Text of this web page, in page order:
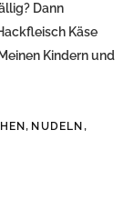
Dann
Käse
Kindern und
, NUDELN ,